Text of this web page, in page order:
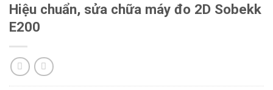
Hiệu chuẩn, sửa chữa máy đo 2D Sobekk
E200